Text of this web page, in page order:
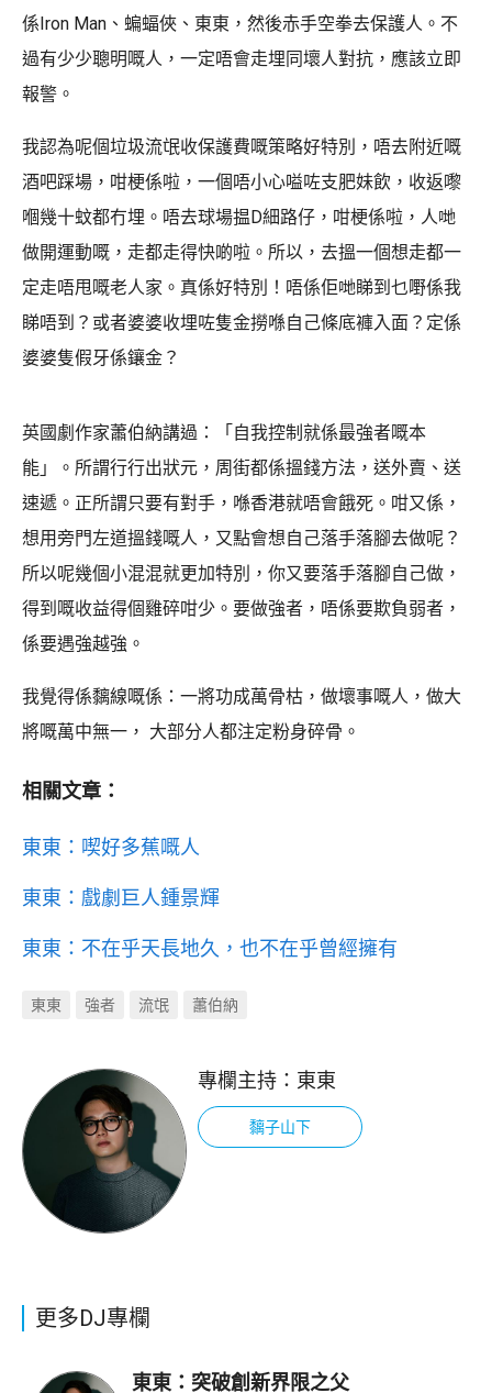
係Iron Man、蝙蝠俠、東東，然後赤手空拳去保護人。不
過有少少聰明嘅人，一定唔會走埋同壞人對抗，應該立即
報警。
我認為呢個垃圾流氓收保護費嘅策略好特別，唔去附近嘅
酒吧踩場，咁梗係啦，一個唔小心嗌咗支肥妹飲，收返嚟
嗰幾十蚊都冇埋。唔去球場揾D細路仔，咁梗係啦，人哋
做開運動嘅，走都走得快啲啦。所以，去搵一個想走都一
定走唔甩嘅老人家。真係好特別！唔係佢哋睇到乜嘢係我
睇唔到？或者婆婆收埋咗隻金撈喺自己條底褲入面？定係
婆婆隻假牙係鑲金？
英國劇作家蕭伯納講過：「自我控制就係最強者嘅本
能」。所謂行行出狀元，周街都係搵錢方法，送外賣、送
速遞。正所謂只要有對手，喺香港就唔會餓死。咁又係，
想用旁門左道搵錢嘅人，又點會想自己落手落腳去做呢？
所以呢幾個小混混就更加特別，你又要落手落腳自己做，
得到嘅收益得個雞碎咁少。要做強者，唔係要欺負弱者，
係要遇強越強。
我覺得係黐線嘅係：一將功成萬骨枯，做壞事嘅人，做大
將嘅萬中無一， 大部分人都注定粉身碎骨。
相關文章：
東東：喫好多蕉嘅人
東東：戲劇巨人鍾景輝
東東：不在乎天長地久，也不在乎曾經擁有
東東 強者 流氓 蕭伯納
專欄主持： 東東
黐子山下
更多DJ專欄
東東：突破創新界限之父